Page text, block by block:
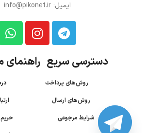
ایمیل: info@pikonet.ir
دسترسی سریع راهنمای
روش‌های پرداخت درباره
روش‌های ارسال
شرایط مرجوعی